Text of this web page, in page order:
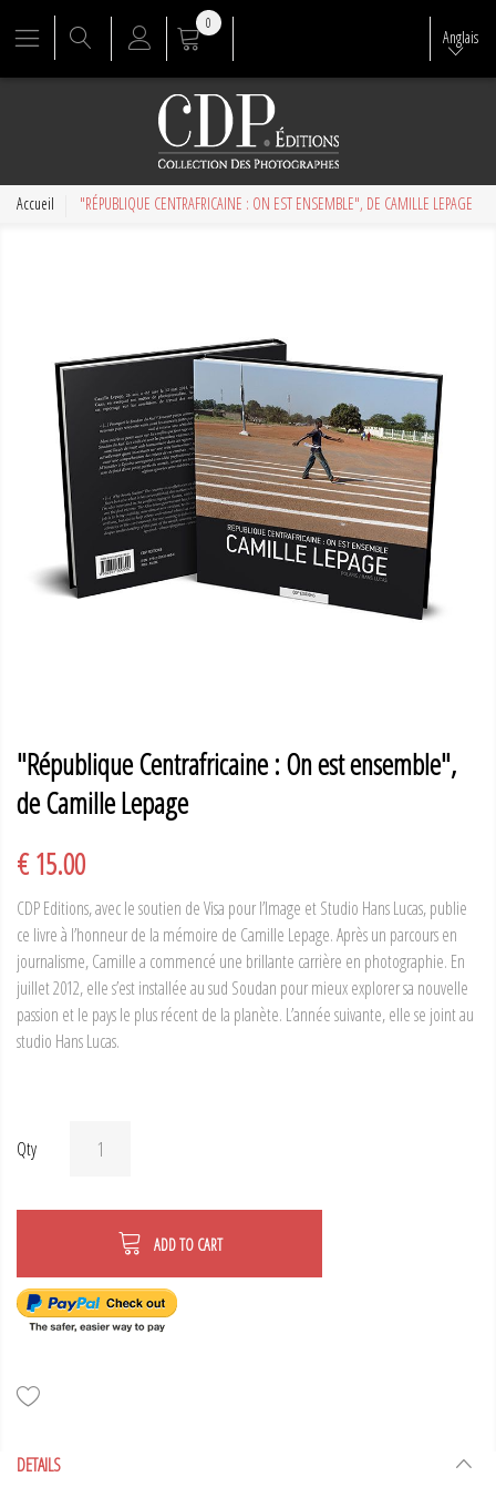
Anglais
0
Accueil "RÉPUBLIQUE CENTRAFRICAINE : ON EST ENSEMBLE", DE CAMILLE LEPAGE
"République Centrafricaine : On est ensemble",
de Camille Lepage
€ 15.00
CDP Editions, avec le soutien de Visa pour l’Image et Studio Hans Lucas, publie
ce livre à l’honneur de la mémoire de Camille Lepage. Après un parcours en
journalisme, Camille a commencé une brillante carrière en photographie. En
juillet 2012, elle s’est installée au sud Soudan pour mieux explorer sa nouvelle
passion et le pays le plus récent de la planète. L’année suivante, elle se joint au
studio Hans Lucas.
Qty
ADD TO CART
DETAILS